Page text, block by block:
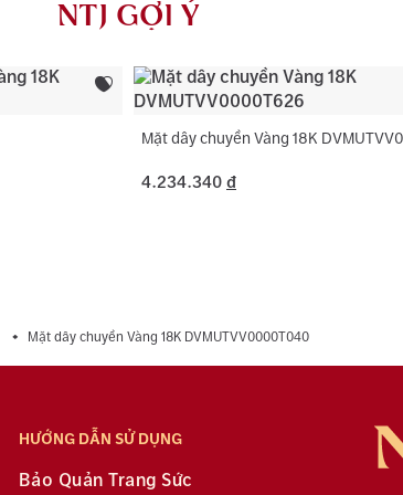
Màu đá phụ:
Hình dạng đá phụ:
NTJ GỢI Ý
Mặt dây chuyền Vàng 18K
4.234.340 đ
Mặt dây chuyền Vàng 18K DVMUTVV0000T040
HƯỚNG DẪN SỬ DỤNG
Bảo Quản Trang Sức